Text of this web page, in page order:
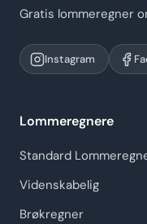
Gratis lommeregner
Instagram
Lommeregnere
Standard
Videnskabelig
Brøkregner